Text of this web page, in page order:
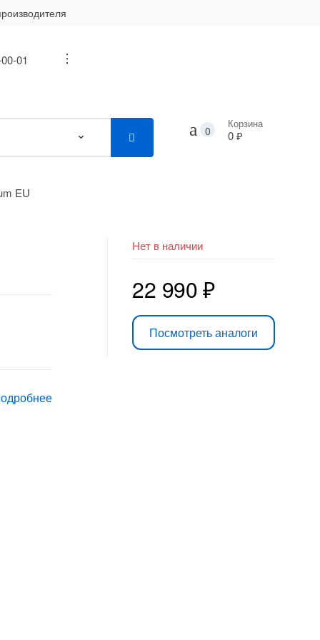
01 ...
0
Корзина
0 ₽
EU
Нет в наличии
22 990₽
Посмотреть аналоги